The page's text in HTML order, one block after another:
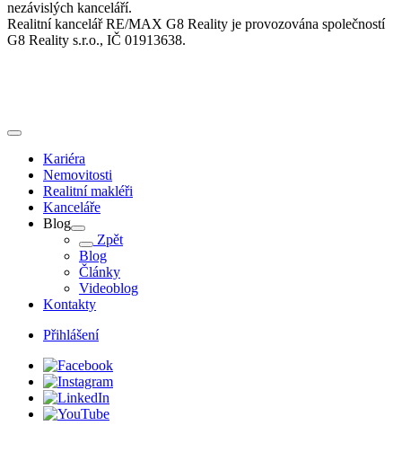
nezávislých kanceláří.
Realitní kancelář RE/MAX G8 Reality je provozována společností
G8 Reality s.r.o., IČ 01913638.
Kariéra
Nemovitosti
Realitní makléři
Kanceláře
Blog
Zpět
Blog
Články
Videoblog
Kontakty
Přihlášení